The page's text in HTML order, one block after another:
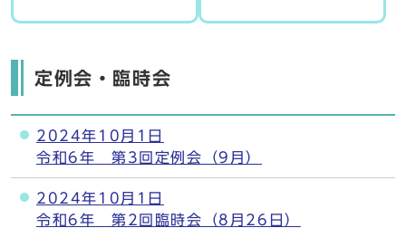
定例会・臨時会
2024年10月1日
令和6年 第3回定例会（9月）
2024年10月1日
令和6年 第2回臨時会（8月26日）